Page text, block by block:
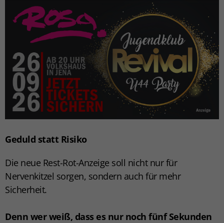
Geduld statt Risiko
Die neue Rest-Rot-Anzeige soll nicht nur für
Nervenkitzel sorgen, sondern auch für mehr
Sicherheit.
Denn wer weiß, dass es nur noch fünf Sekunden